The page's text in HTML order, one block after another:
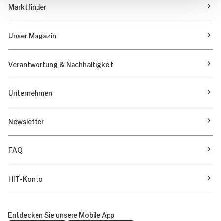
Marktfinder
Unser Magazin
Verantwortung & Nachhaltigkeit
Unternehmen
Newsletter
FAQ
HIT-Konto
Entdecken Sie unsere Mobile App